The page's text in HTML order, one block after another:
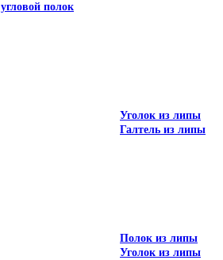
угловой полок
Галтель из липы
Уголок из липы
Уголок из липы
Полок из липы